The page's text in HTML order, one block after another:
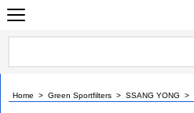
Home > Green Sportfilters > SSANG YONG >